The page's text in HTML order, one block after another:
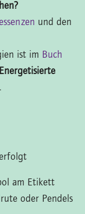
und den
ist im Buch
am Etikett
oder Pendels